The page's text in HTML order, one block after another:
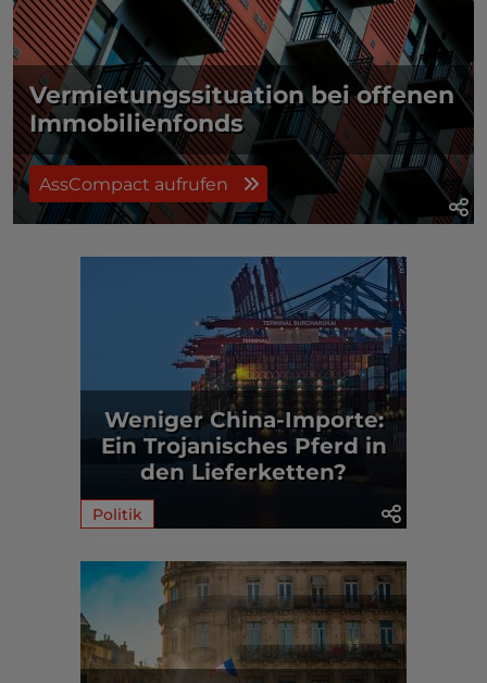
Vermietungssituation bei offenen
Immobilienfonds
AssCompact aufrufen
Weniger China-Importe:
Ein Trojanisches Pferd in
den Lieferketten?
Politik